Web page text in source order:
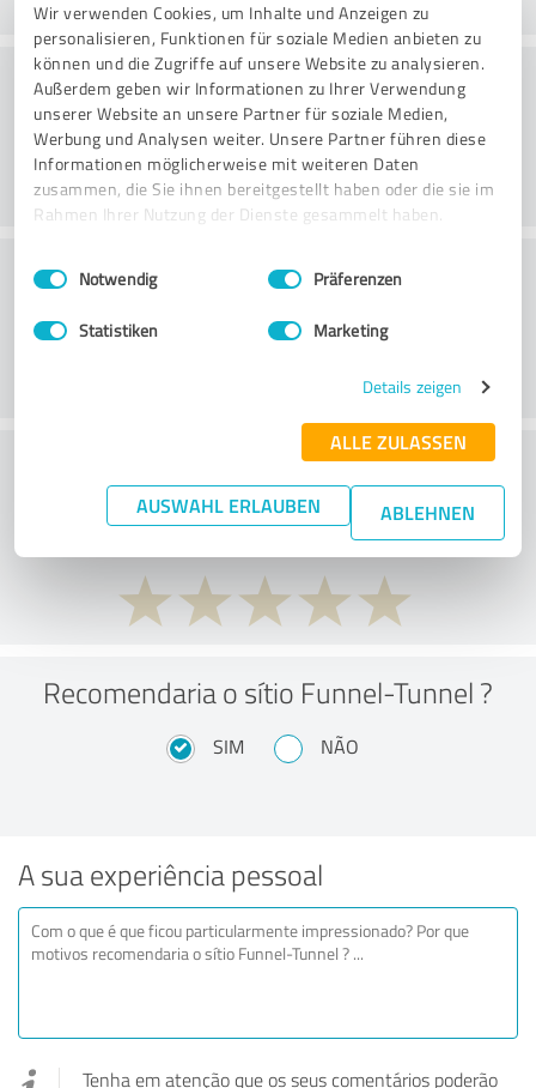
Wir verwenden Cookies, um Inhalte und Anzeigen zu
personalisieren, Funktionen für soziale Medien anbieten zu
können und die Zugriffe auf unsere Website zu analysieren.
Außerdem geben wir Informationen zu Ihrer Verwendung
unserer Website an unsere Partner für soziale Medien,
Werbung und Analysen weiter. Unsere Partner führen diese
Informationen möglicherweise mit weiteren Daten
zusammen, die Sie ihnen bereitgestellt haben oder die sie im
Rahmen Ihrer Nutzung der Dienste gesammelt haben.
Impressum Datenschutzbestimmungen
Einwilligungsauswahl
Notwendig Präferenzen
Statistiken Marketing
Details zeigen
ALLE ZULASSEN
AUSWAHL ERLAUBEN ABLEHNEN
Consultoria
Serviço ao cliente
O que acha da relação
preço/desempenho?
Recomendaria o sítio Funnel-Tunnel ?
SIM NÃO
A sua experiência pessoal
Tenha em atenção que os seus comentários poderão